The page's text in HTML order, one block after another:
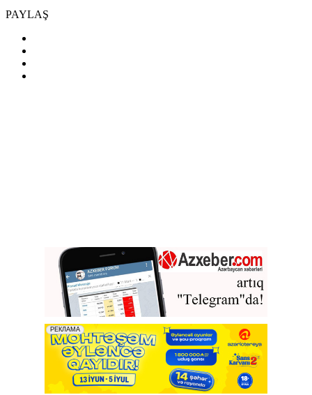
PAYLAŞ